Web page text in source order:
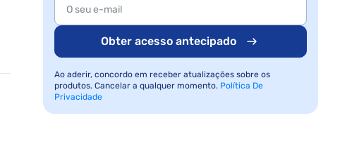
Obter acesso antecipado
Ao aderir, concordo em receber atualizações sobre os
produtos. Cancelar a qualquer momento. Política De
Privacidade